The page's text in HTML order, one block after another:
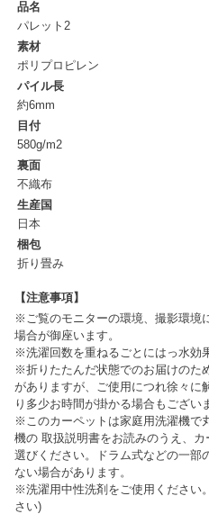
品名
パレット2
素材
ポリプロピレン
パイル長
約6mm
目付
580g/m2
裏面
不織布
生産国
日本
梱包
折り畳み
【注意事項】
※ご覧のモニターの環境、撮影環境
場合が御座います。
※洗濯回数を重ねるごとにはっ水効
※折りたたんだ状態でのお届けのた
がありますが、ご使用につれ徐々に
り多少お時間が掛かる場合もござい
※このカーペットは家庭用洗濯機で
機の 取扱説明書をお読みのうえ、
選びください。ドラム式などの一部
ない場合があります。
※洗濯用中性洗剤をご使用ください
さい)